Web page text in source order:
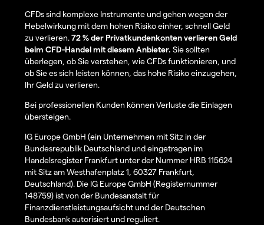
CFDs sind komplexe Instrumente und gehen wegen der
Hebelwirkung mit dem hohen Risiko einher, schnell Geld
zu verlieren.72 % der Privatkundenkonten verlieren Geld
beim CFD-Handel mit diesem Anbieter. Sie sollten
überlegen, ob Sie verstehen, wie CFDs funktionieren, und
ob Sie es sich leisten können, das hohe Risiko einzugehen,
Ihr Geld zu verlieren.
Bei professionellen Kunden können Verluste die Einlagen
übersteigen.
IG Europe GmbH (ein Unternehmen mit Sitz in der
Bundesrepublik Deutschland und eingetragen im
Handelsregister Frankfurt unter der Nummer HRB 115624
mit Sitz am Westhafenplatz 1, 60327 Frankfurt,
Deutschland). Die IG Europe GmbH (Registernummer
148759) ist von der Bundesanstalt für
Finanzdienstleistungsaufsicht und der Deutschen
Bundesbank autorisiert und reguliert.